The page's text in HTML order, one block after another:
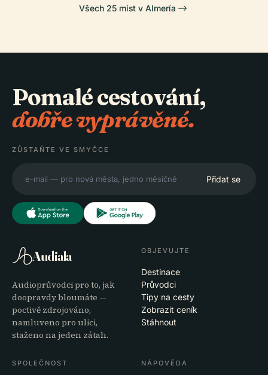
Všech 25 míst v Almería
Pomalé cestování,
dobře vyprávěné.
ZŮSTAŇTE VE SMYČCE
Přidat se
Audiala
Audioprůvodci pro to, jak
doopravdy bloumáte —
poctivě zdrojováno,
namluveno pro ulici,
staženo na jeden zátah.
OBJEVUJTE
Destinace
Průvodci
Tipy na cesty
Zobrazit ceník
Stáhnout
SPOLEČNOST NÁPOVĚDA